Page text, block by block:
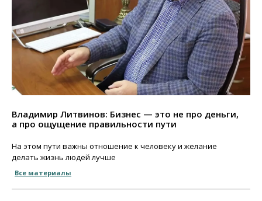
Владимир Литвинов: Бизнес — это не про деньги,
а про ощущение правильности пути
На этом пути важны отношение к человеку и желание
делать жизнь людей лучше
Все материалы